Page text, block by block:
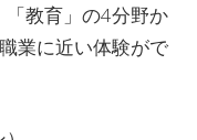
「教育」の4分野か
業に近い体験がで